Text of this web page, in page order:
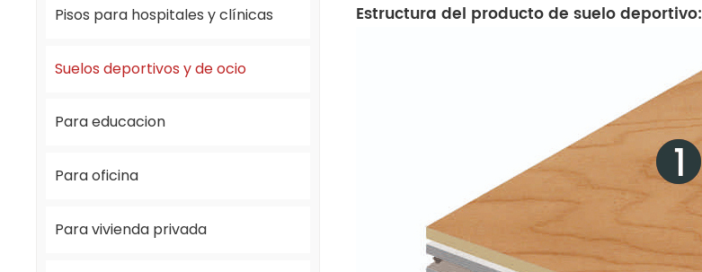
Pisos para hospitales y clínicas
Suelos deportivos y de ocio
Para educacion
Para oficina
Para vivienda privada
Estructura del producto de suelo deportivo: